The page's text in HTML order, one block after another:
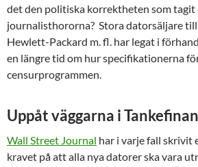
det den politiska korrektheten som tagit
journalisthororna? Stora datorsäljare
Hewlett-Packard m. fl. har legat i
en längre tid om hur specifikationerna
censurprogrammen.
Uppåt väggarna i
Wall Street Journal har i varje fall skrivit
kravet på att alla nya datorer ska vara